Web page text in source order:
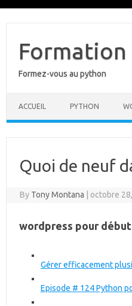
content
Formez-vous au python
ACCUEIL PYTHON
Quoi de neuf
By Tony Montana octobre
wordpress pour
Gérer efficacement
Episode # 124 Python